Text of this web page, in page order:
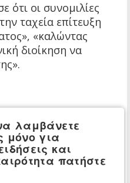
ότι οι συνομιλίες
ταχεία επίτευξη
«καλώντας
διοίκηση να
λαμβάνετε
μόνο για
και
πατήστε